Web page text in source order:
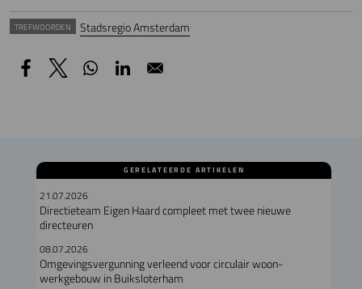
TREFWOORDEN Stadsregio Amsterdam
GERELATEERDE ARTIKELEN
21.07.2026
Directieteam Eigen Haard compleet met twee nieuwe
directeuren
08.07.2026
Omgevingsvergunning verleend voor circulair woon-
werkgebouw in Buiksloterham